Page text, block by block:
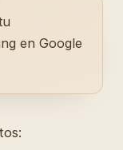
en Google